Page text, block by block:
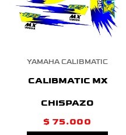
YAMAHA CALIBMATIC
CALIBMATIC MX
CHISPAZO
$ 75.000